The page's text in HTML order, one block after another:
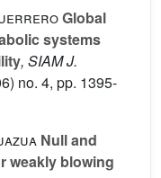
Global
systems
, SIAM J.
no. 4, pp. 1395-
Null and
weakly blowing